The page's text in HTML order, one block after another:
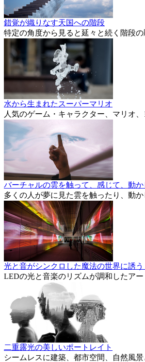
錯覚が織りなす天国への階段
特定の角度から見ると延々と続く階段
水から生まれたスーパーマリオ
人気のゲーム・キャラクター、マリオ
バーチャルの雲を触って、感じて、動か
多くの人が夢に見た雲を触ったり、動
光と音がシンクロした魔法の世界に誘
LEDの光と音楽のリズムが調和したア
二重露光の美しいポートレイト
シームレスに建築、都市空間、自然風